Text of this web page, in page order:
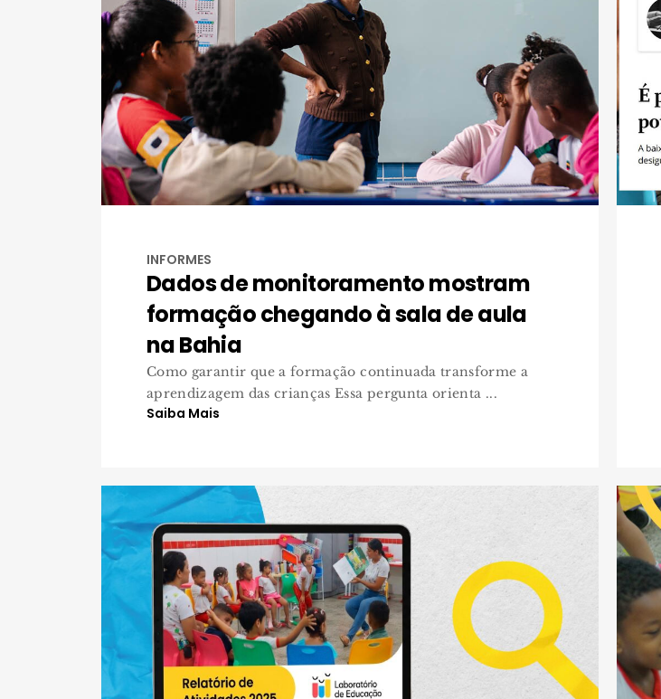
INFORMES
Dados de monitoramento mostram
formação chegando à sala de aula
na Bahia
Como garantir que a formação continuada transforme a
aprendizagem das crianças Essa pergunta orienta ...
Saiba Mais